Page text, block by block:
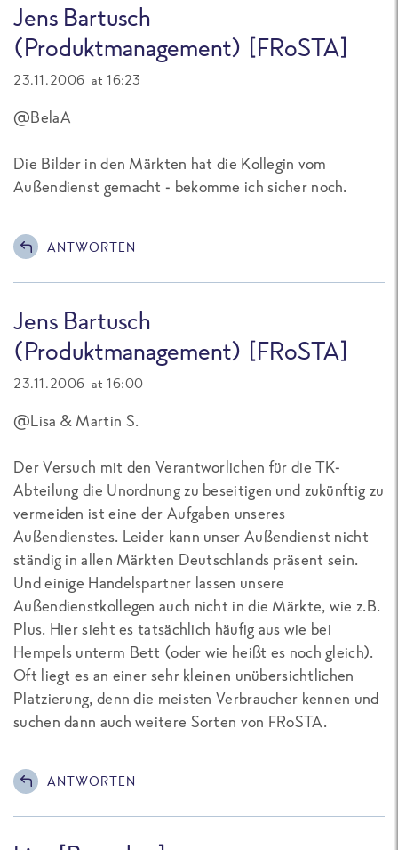
Jens Bartusch
(Produktmanagement) [FRoSTA]
23.11.2006 at 16:23
@BelaA
Die Bilder in den Märkten hat die Kollegin vom
Außendienst gemacht - bekomme ich sicher noch.
ANTWORTEN
Jens Bartusch
(Produktmanagement) [FRoSTA]
23.11.2006 at 16:00
@Lisa & Martin S.
Der Versuch mit den Verantworlichen für die TK-
Abteilung die Unordnung zu beseitigen und zukünftig zu
vermeiden ist eine der Aufgaben unseres
Außendienstes. Leider kann unser Außendienst nicht
ständig in allen Märkten Deutschlands präsent sein.
Und einige Handelspartner lassen unsere
Außendienstkollegen auch nicht in die Märkte, wie z.B.
Plus. Hier sieht es tatsächlich häufig aus wie bei
Hempels unterm Bett (oder wie heißt es noch gleich).
Oft liegt es an einer sehr kleinen unübersichtlichen
Platzierung, denn die meisten Verbraucher kennen und
suchen dann auch weitere Sorten von FRoSTA.
ANTWORTEN